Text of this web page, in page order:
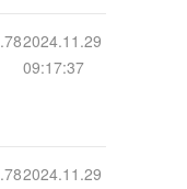
2024.11.29
09:17:37
2024.11.29